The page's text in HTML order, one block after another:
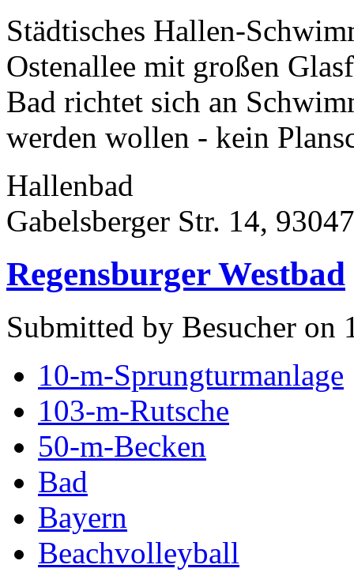
Städtisches Hallen-
Ostenallee mit großen
Bad richtet sich an
werden wollen - kein
Hallenbad
Gabelsberger Str. 14,
Regensburger Westbad
Submitted by Besucher on
10-m-Sprungturmanlage
103-m-Rutsche
50-m-Becken
Bad
Bayern
Beachvolleyball